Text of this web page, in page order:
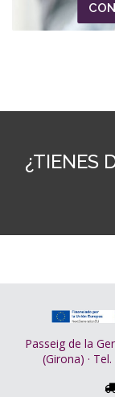
¿TIENES
Passeig de la
(Girona) ·